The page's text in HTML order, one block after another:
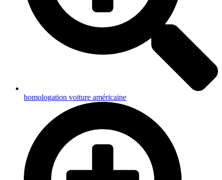
homologation voiture américaine